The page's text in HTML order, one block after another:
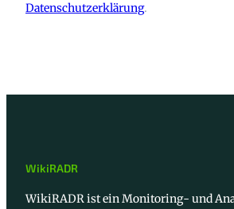
Datenschutzerklärung.
WikiRADR
WikiRADR ist ein Monitoring- und